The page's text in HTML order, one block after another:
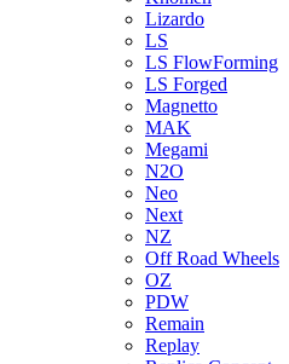
Lizardo
LS
LS FlowForming
LS Forged
Magnetto
MAK
Megami
N2O
Neo
Next
NZ
Off Road Wheels
OZ
PDW
Remain
Replay